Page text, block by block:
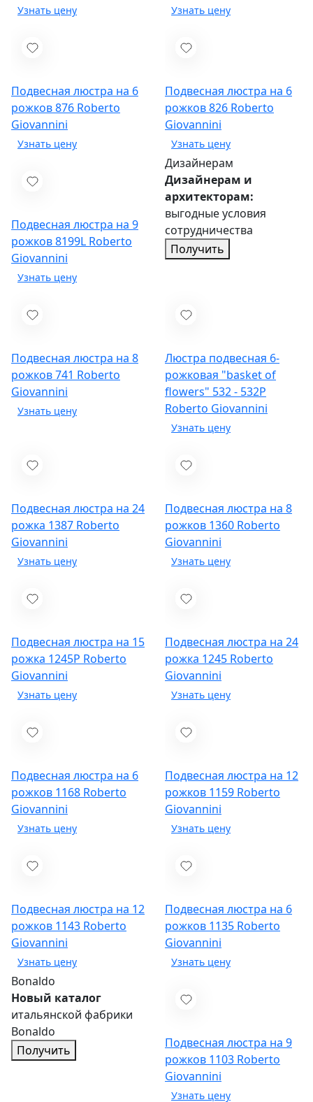
Подвесная люстра на 6
рожков 876 Roberto
Giovannini
Подвесная люстра на 6
рожков 826 Roberto
Giovannini
Подвесная люстра на 9
рожков 8199L Roberto
Giovannini
Дизайнерам
Дизайнерам и
архитекторам:
выгодные условия
сотрудничества
Получить
Подвесная люстра на 8
рожков 741 Roberto
Giovannini
Люстра подвесная 6-
рожковая "basket of
flowers" 532 - 532P
Roberto Giovannini
Подвесная люстра на 24
рожка 1387 Roberto
Giovannini
Подвесная люстра на 8
рожков 1360 Roberto
Giovannini
Подвесная люстра на 15
рожка 1245P Roberto
Giovannini
Подвесная люстра на 24
рожка 1245 Roberto
Giovannini
Подвесная люстра на 6
рожков 1168 Roberto
Giovannini
Подвесная люстра на 12
рожков 1159 Roberto
Giovannini
Подвесная люстра на 12
рожков 1143 Roberto
Giovannini
Подвесная люстра на 6
рожков 1135 Roberto
Giovannini
Bonaldo
Новый каталог
итальянской фабрики
Bonaldo
Получить
Подвесная люстра на 9
рожков 1103 Roberto
Giovannini